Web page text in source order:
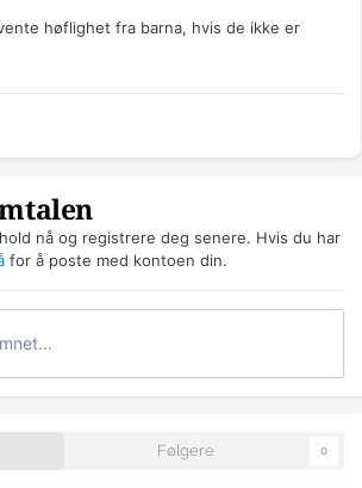
høflighet fra barna, hvis de ikke er
nå og registrere deg senere. Hvis du har
for å poste med kontoen din.
Følgere 0